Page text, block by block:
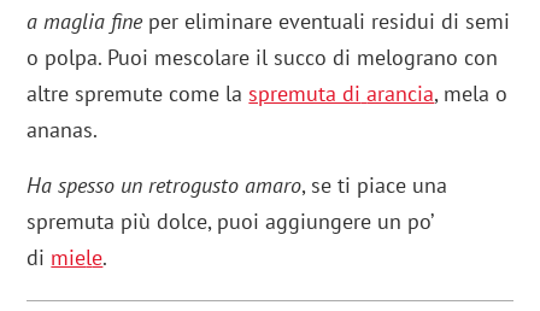
a maglia fine per eliminare eventuali residui di semi
o polpa. Puoi mescolare il succo di melograno con
altre spremute come la spremuta di arancia, mela o
ananas.
Ha spesso un retrogusto amaro, se ti piace una
spremuta più dolce, puoi aggiungere un po’
di miele.